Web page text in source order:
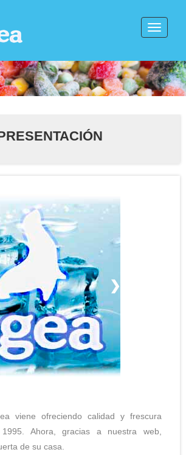
Toggle
❯
viene ofreciendo calidad y frescura
Ahora, gracias a nuestra web,
de su casa.